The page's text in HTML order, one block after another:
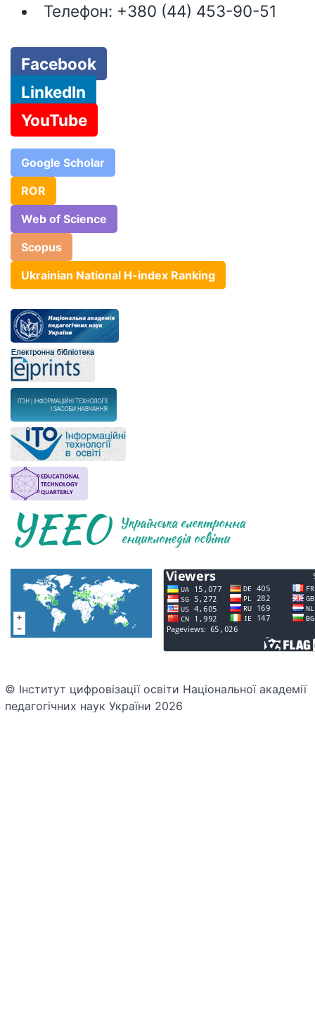
Телефон: +380 (44) 453-90-51
Facebook
LinkedIn
YouTube
Google Scholar
ROR
Web of Science
Scopus
Ukrainian National H-index Ranking
© Інститут цифровізації освіти Національної академії
педагогічних наук України 2026